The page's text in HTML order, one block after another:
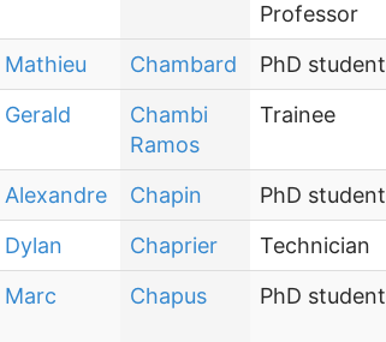
Professor
Mathieu Chambard PhD student
Gerald
Chambi
Ramos
Trainee
Alexandre Chapin PhD student
Dylan
Chaprier Technician
Marc
Chapus PhD student